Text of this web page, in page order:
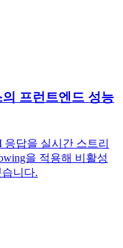
프런트엔드 성능
답을 실시간 스트리
을 적용해 비활성
니다.